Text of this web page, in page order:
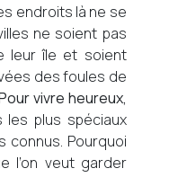
endroits là ne se
ne soient pas
leur île et soient
des foules de
vivre heureux,
les plus spéciaux
connus. Pourquoi
l’on veut garder